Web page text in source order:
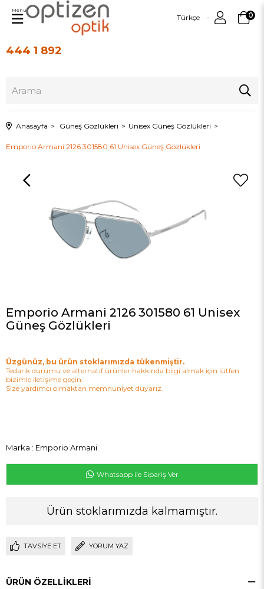
444 1 892
Türkçe 0
Menu
Anasayfa Güneş Gözlükleri Unisex Güneş Gözlükleri
Emporio Armani 2126 301580 61 Unisex Güneş Gözlükleri
Emporio Armani 2126 301580 61 Unisex
Güneş Gözlükleri
Üzgünüz, bu ürün stoklarımızda tükenmiştir.
Tedarik durumu ve alternatif ürünler hakkında bilgi almak için lütfen
bizimle iletişime geçin.
Size yardımcı olmaktan memnuniyet duyarız.
Marka : Emporio Armani
Whatsapp ile Sipariş Ver
Ürün stoklarımızda kalmamıştır.
TAVSIYE ET YORUM YAZ
ÜRÜN ÖZELLIKLERI